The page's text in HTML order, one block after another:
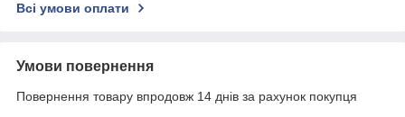
Всі умови оплати
Умови повернення
Повернення товару впродовж 14 днів за рахунок покупця